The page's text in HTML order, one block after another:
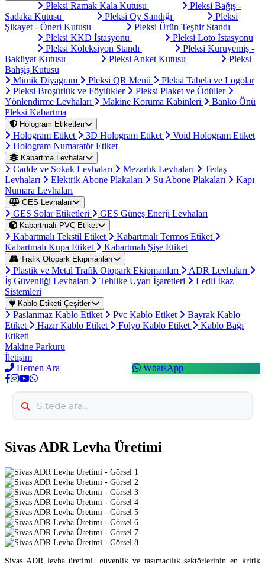
Pleksi Ramak Kala Kutusu
Pleksi Bağış -
Sadaka Kutusu
Pleksi Oy Sandığı
Pleksi
Şikayet - Öneri Kutusu
Pleksi Ürün Teşhir Standı
Pleksi KKD İstasyonu
Pleksi Loto İstasyonu
Pleksi Koleksiyon Standı
Pleksi Kuruyemiş -
Bakliyat Kutusu
Pleksi Anket Kutusu
Pleksi
Bahşiş Kutusu
Mimik Diyagram
Pleksi QR Menü
Pleksi Tabela ve Logolar
Pleksi Broşürlük ve Föylükler
Pleksi Plaket ve Ödüller
Yönlendirme Levhaları
Makine Koruma Kabinleri
Banko Önü
Pleksi Kabartma
Hologram Etiketleri
Hologram Etiket 3D Hologram Etiket
Void Hologram Etiket
Hologram Numaratör Etiket
Kabartma Levhalar
Cadde ve Sokak Levhaları Mezarlık Levhaları
Tedaş
Levhaları
Elektrik Abone Plakaları Su Abone Plakaları
Kapı
Numara Levhaları
GES Levhaları
GES Solar Etiketleri GES Güneş Enerji Levhaları
Kabartmalı PVC Etiket
Kabartmalı Tekstil Etiket
Kabartmalı Termos Etiket
Kabartmalı Kupa Etiket
Kabartmalı Şişe Etiket
Trafik Otopark Ekipmanları
Plastik ve Metal Trafik Otopark Ekipmanları
ADR Levhaları
İş Güvenliği Levhaları
Tehlike Uyarı İşaretleri
Ledli İkaz
Sistemleri
Kablo Etiketi Çeşitleri
Paslanmaz Kablo Etiket Pvc Kablo Etiket
Bayrak Kablo
Etiket
Hazır Kablo Etiket Folyo Kablo Etiket
Kablo Bağı
Etiketi
Makine Parkuru
İletişim
Hemen Ara
WhatsApp
Sivas ADR Levha Üretimi
Sivas ADR levha üretimi, güvenlik ve taşımacılık sektörlerinin en kritik